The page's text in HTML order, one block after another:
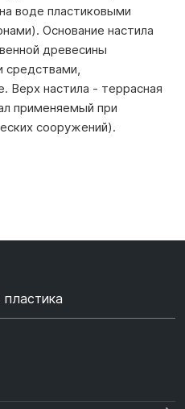
воде пластиковыми
Основание настила
древесины
средствами,
Верх настила - террасная
применяемый при
сооружений).